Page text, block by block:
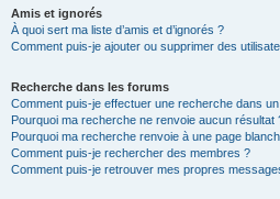
Amis et ignorés
À quoi sert ma liste d’amis et d’ignorés ?
Comment puis-je ajouter ou supprimer des
Recherche dans les forums
Comment puis-je effectuer une recherche dans
Pourquoi ma recherche ne renvoie aucun résultat
Pourquoi ma recherche renvoie à une page
Comment puis-je rechercher des membres ?
Comment puis-je retrouver mes propres